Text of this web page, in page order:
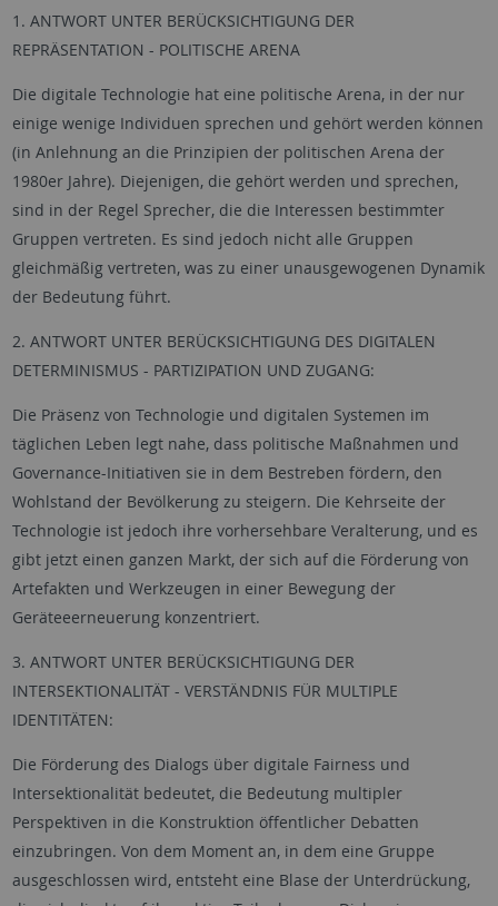
1. ANTWORT UNTER BERÜCKSICHTIGUNG DER
REPRÄSENTATION - POLITISCHE ARENA
Die digitale Technologie hat eine politische Arena, in der nur
einige wenige Individuen sprechen und gehört werden können
(in Anlehnung an die Prinzipien der politischen Arena der
1980er Jahre). Diejenigen, die gehört werden und sprechen,
sind in der Regel Sprecher, die die Interessen bestimmter
Gruppen vertreten. Es sind jedoch nicht alle Gruppen
gleichmäßig vertreten, was zu einer unausgewogenen Dynamik
der Bedeutung führt.
2. ANTWORT UNTER BERÜCKSICHTIGUNG DES DIGITALEN
DETERMINISMUS - PARTIZIPATION UND ZUGANG:
Die Präsenz von Technologie und digitalen Systemen im
täglichen Leben legt nahe, dass politische Maßnahmen und
Governance-Initiativen sie in dem Bestreben fördern, den
Wohlstand der Bevölkerung zu steigern. Die Kehrseite der
Technologie ist jedoch ihre vorhersehbare Veralterung, und es
gibt jetzt einen ganzen Markt, der sich auf die Förderung von
Artefakten und Werkzeugen in einer Bewegung der
Geräteeerneuerung konzentriert.
3. ANTWORT UNTER BERÜCKSICHTIGUNG DER
INTERSEKTIONALITÄT - VERSTÄNDNIS FÜR MULTIPLE
IDENTITÄTEN:
Die Förderung des Dialogs über digitale Fairness und
Intersektionalität bedeutet, die Bedeutung multipler
Perspektiven in die Konstruktion öffentlicher Debatten
einzubringen. Von dem Moment an, in dem eine Gruppe
ausgeschlossen wird, entsteht eine Blase der Unterdrückung,